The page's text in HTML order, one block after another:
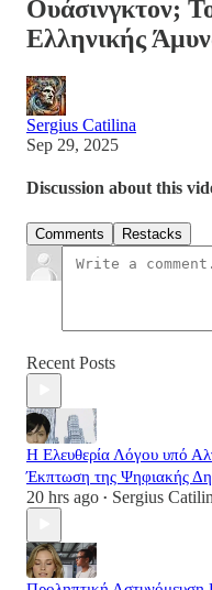
Ουάσινγκτον;
Ελληνικής
Sergius Catilina
Sep 29, 2025
Discussion about this
Comments Restacks
Recent Posts
Η Ελευθερία Λόγου υπό
Έκπτωση της Ψηφιακής
20 hrs ago • Sergius